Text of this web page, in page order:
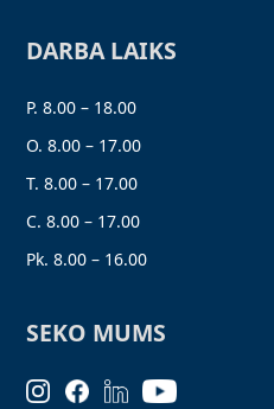
DARBA LAIKS
P. 8.00 – 18.00
O. 8.00 – 17.00
T. 8.00 – 17.00
C. 8.00 – 17.00
Pk. 8.00 – 16.00
SEKO MUMS